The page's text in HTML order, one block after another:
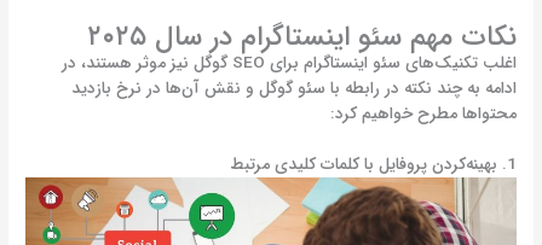
نکات مهم سئو اینستاگرام در سال ۲۰۲۵
اغلب تکنیک‌های سئو اینستاگرام برای SEO گوگل نیز موثر هستند، در
ادامه به چند نکته در رابطه با سئو گوگل و نقش آن‌ها در نرخ بازدید
محتواها مطرح خواهیم کرد:
1. بهینه‌کردن پروفایل با کلمات کلیدی مرتبط